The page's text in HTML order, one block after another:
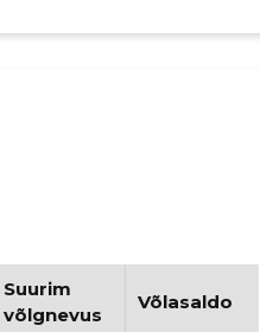
Suurim
võlgnevus
Võlasaldo